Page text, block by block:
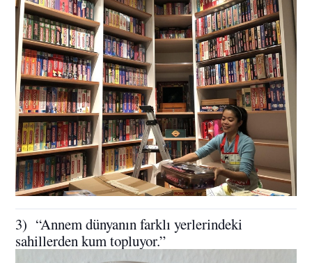
3) “Annem dünyanın farklı yerlerindeki
sahillerden kum topluyor.”